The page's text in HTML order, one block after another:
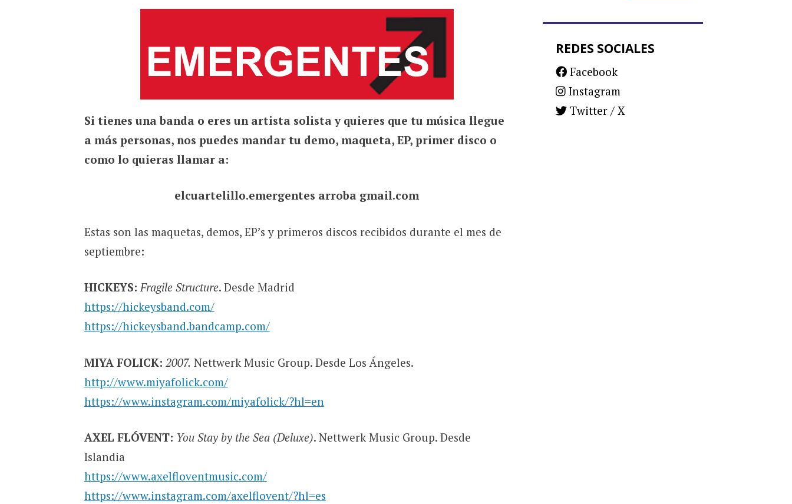
Si tienes una banda o eres un artista solista y quieres que tu música llegue
a más personas, nos puedes mandar tu demo, maqueta, EP, primer disco o
como lo quieras llamar a:
elcuartelillo.emergentes arroba gmail.com
Estas son las maquetas, demos, EP’s y primeros discos recibidos durante el mes de
septiembre:
HICKEYS: Fragile Structure. Desde Madrid
https://hickeysband.com/
https://hickeysband.bandcamp.com/
MIYA FOLICK: 2007. Nettwerk Music Group. Desde Los Ángeles.
http://www.miyafolick.com/
https://www.instagram.com/miyafolick/?hl=en
AXEL FLÓVENT: You Stay by the Sea (Deluxe). Nettwerk Music Group. Desde
Islandia
https://www.axelfloventmusic.com/
https://www.instagram.com/axelflovent/?hl=es
REDES SOCIALES
Facebook
Instagram
Twitter / X